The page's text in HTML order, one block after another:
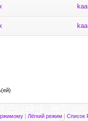
kaa
kaa
| Лёгкий режим | Список